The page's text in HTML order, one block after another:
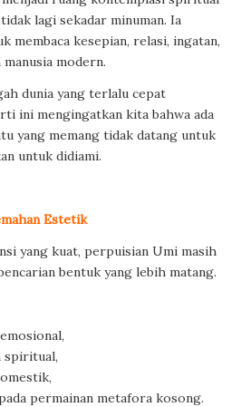
lagi sekadar minuman. Ia
membaca kesepian, relasi, ingatan,
modern.
dunia yang terlalu cepat
ini mengingatkan kita bahwa ada
yang memang tidak datang untuk
untuk didiami.
Estetik
yang kuat, perpuisian Umi masih
bentuk yang lebih matang.
spiritual,
permainan metafora kosong.